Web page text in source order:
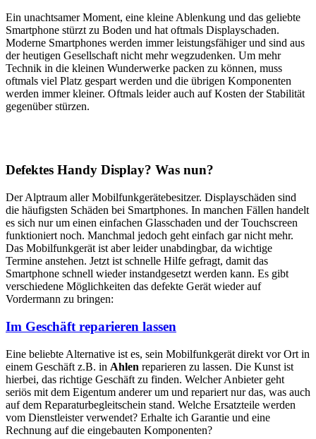
Ein unachtsamer Moment, eine kleine Ablenkung und das geliebte
Smartphone stürzt zu Boden und hat oftmals Displayschaden.
Moderne Smartphones werden immer leistungsfähiger und sind aus
der heutigen Gesellschaft nicht mehr wegzudenken. Um mehr
Technik in die kleinen Wunderwerke packen zu können, muss
oftmals viel Platz gespart werden und die übrigen Komponenten
werden immer kleiner. Oftmals leider auch auf Kosten der Stabilität
gegenüber stürzen.
Defektes Handy Display? Was nun?
Der Alptraum aller Mobilfunkgerätebesitzer. Displayschäden sind
die häufigsten Schäden bei Smartphones. In manchen Fällen handelt
es sich nur um einen einfachen Glasschaden und der Touchscreen
funktioniert noch. Manchmal jedoch geht einfach gar nicht mehr.
Das Mobilfunkgerät ist aber leider unabdingbar, da wichtige
Termine anstehen. Jetzt ist schnelle Hilfe gefragt, damit das
Smartphone schnell wieder instandgesetzt werden kann. Es gibt
verschiedene Möglichkeiten das defekte Gerät wieder auf
Vordermann zu bringen:
Im Geschäft reparieren lassen
Eine beliebte Alternative ist es, sein Mobilfunkgerät direkt vor Ort in
einem Geschäft z.B. in Ahlen reparieren zu lassen. Die Kunst ist
hierbei, das richtige Geschäft zu finden. Welcher Anbieter geht
seriös mit dem Eigentum anderer um und repariert nur das, was auch
auf dem Reparaturbegleitschein stand. Welche Ersatzteile werden
vom Dienstleister verwendet? Erhalte ich Garantie und eine
Rechnung auf die eingebauten Komponenten?